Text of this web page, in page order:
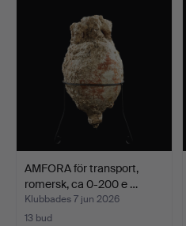
AMFORA för transport,
romersk, ca 0-200 e …
Klubbades 7 jun 2026
13 bud